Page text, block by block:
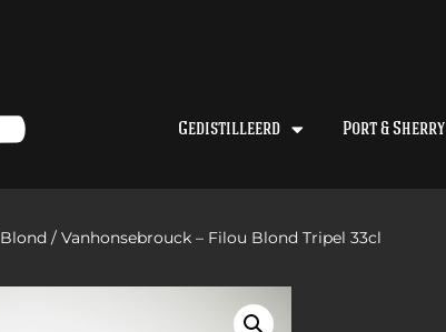
Gedistilleerd Port & Sherry
Blond / Vanhonsebrouck – Filou Blond Tripel 33cl